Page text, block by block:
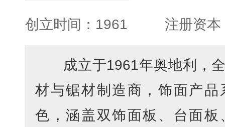
创立时间：1961 注册资
成立于1961年奥地利，
材与锯材制造商，饰面产品
色，涵盖双饰面板、台面板